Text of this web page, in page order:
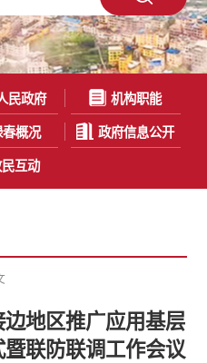
民政府 机构职能
春概况 政府信息公开
互动
地区推广应用基层
联防联调工作会议